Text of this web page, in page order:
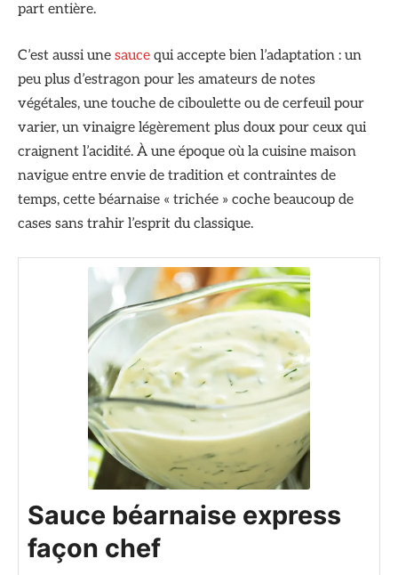
part entière.
C’est aussi une sauce qui accepte bien l’adaptation : un
peu plus d’estragon pour les amateurs de notes
végétales, une touche de ciboulette ou de cerfeuil pour
varier, un vinaigre légèrement plus doux pour ceux qui
craignent l’acidité. À une époque où la cuisine maison
navigue entre envie de tradition et contraintes de
temps, cette béarnaise « trichée » coche beaucoup de
cases sans trahir l’esprit du classique.
Sauce béarnaise express
façon chef